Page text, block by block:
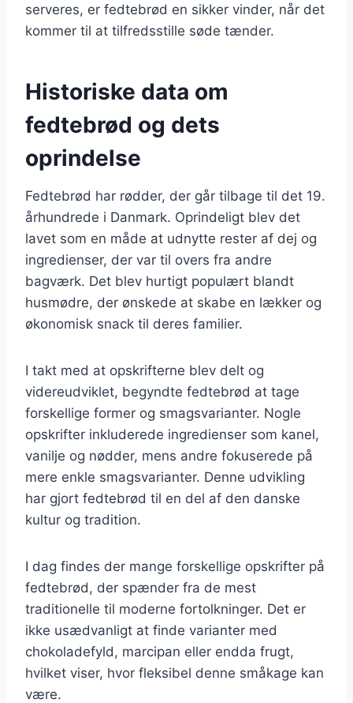
serveres, er fedtebrød en sikker vinder, når det
kommer til at tilfredsstille søde tænder.
Historiske data om
fedtebrød og dets
oprindelse
Fedtebrød har rødder, der går tilbage til det 19.
århundrede i Danmark. Oprindeligt blev det
lavet som en måde at udnytte rester af dej og
ingredienser, der var til overs fra andre
bagværk. Det blev hurtigt populært blandt
husmødre, der ønskede at skabe en lækker og
økonomisk snack til deres familier.
I takt med at opskrifterne blev delt og
videreudviklet, begyndte fedtebrød at tage
forskellige former og smagsvarianter. Nogle
opskrifter inkluderede ingredienser som kanel,
vanilje og nødder, mens andre fokuserede på
mere enkle smagsvarianter. Denne udvikling
har gjort fedtebrød til en del af den danske
kultur og tradition.
I dag findes der mange forskellige opskrifter på
fedtebrød, der spænder fra de mest
traditionelle til moderne fortolkninger. Det er
ikke usædvanligt at finde varianter med
chokoladefyld, marcipan eller endda frugt,
hvilket viser, hvor fleksibel denne småkage kan
være.